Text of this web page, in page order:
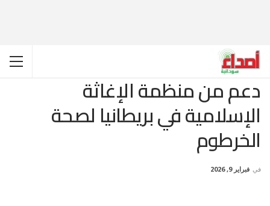
دعم من منظمة الإغاثة
الإسلامية في بريطانيا لصحة
الخرطوم
في فبراير 9, 2026